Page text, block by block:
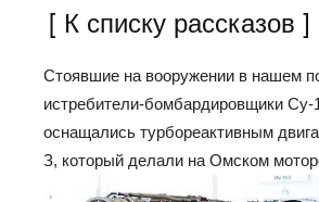
[ К списку рассказов ]
Стоявшие на вооружении в нашем
истребители-бомбардировщики
оснащались турбореактивным
З, который делали на Омском